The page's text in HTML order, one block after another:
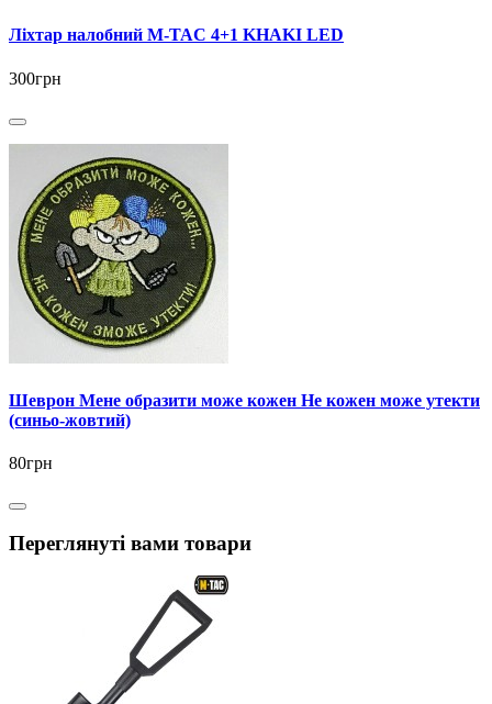
Ліхтар налобний M-TAC 4+1 KHAKI LED
300грн
Шеврон Мене образити може кожен Не кожен може утекти
(синьо-жовтий)
80грн
Переглянуті вами товари